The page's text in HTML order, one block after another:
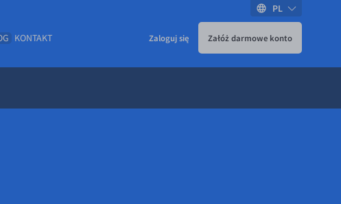
KONTAKT Zaloguj się Załóż darmowe konto
PL